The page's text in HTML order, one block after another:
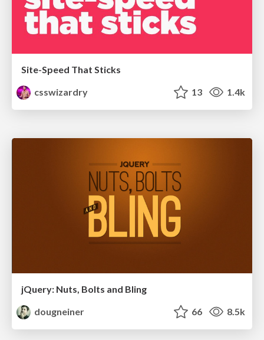
Site-Speed That Sticks
csswizardry
13 1.4k
jQuery: Nuts, Bolts and Bling
dougneiner
66 8.5k